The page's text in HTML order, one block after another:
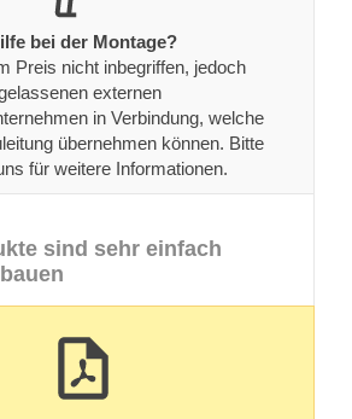
bei der Montage?
Preis nicht inbegriffen, jedoch
externen
in Verbindung, welche
übernehmen können. Bitte
für weitere Informationen.
sind sehr einfach